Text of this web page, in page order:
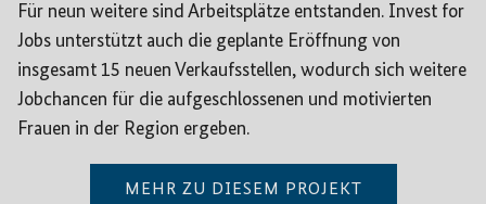
Für neun weitere sind Arbeitsplätze entstanden. Invest for
Jobs unterstützt auch die geplante Eröffnung von
insgesamt 15 neuen Verkaufsstellen, wodurch sich weitere
Jobchancen für die aufgeschlossenen und motivierten
Frauen in der Region ergeben.
MEHR ZU DIESEM PROJEKT